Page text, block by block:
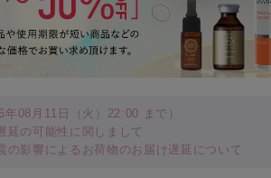
08月11日（火）22:00 まで）
延の可能性に関しまして
の影響によるお荷物のお届け遅延について